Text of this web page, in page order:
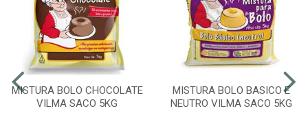
MISTURA BOLO CHOCOLATE
VILMA SACO 5KG
MISTURA BOLO BASICO E
NEUTRO VILMA SACO 5KG